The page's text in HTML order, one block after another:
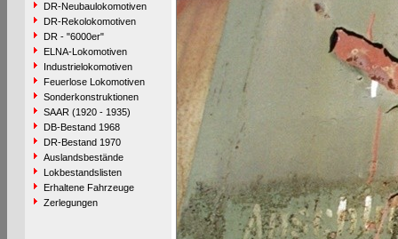
DR-Neubaulokomotiven
DR-Rekolokomotiven
DR - "6000er"
ELNA-Lokomotiven
Industrielokomotiven
Feuerlose Lokomotiven
Sonderkonstruktionen
SAAR (1920 - 1935)
DB-Bestand 1968
DR-Bestand 1970
Auslandsbestände
Lokbestandslisten
Erhaltene Fahrzeuge
Zerlegungen